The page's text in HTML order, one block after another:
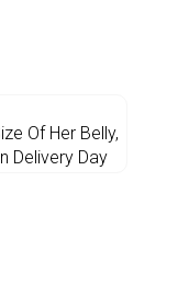
Of Her Belly,
Delivery Day